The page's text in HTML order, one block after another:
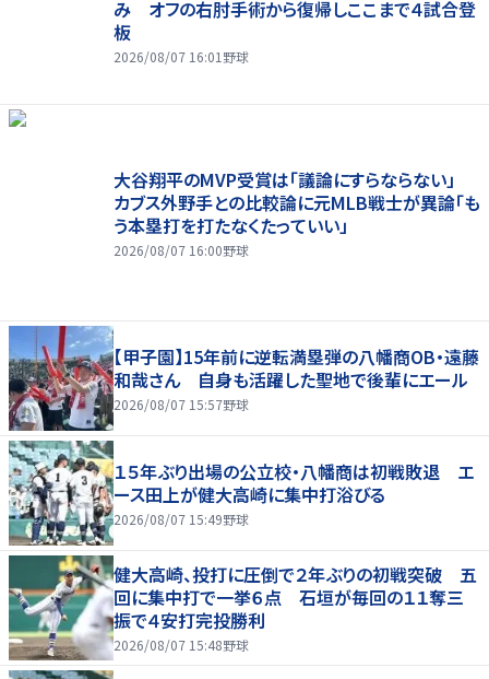
み オフの右肘手術から復帰しここまで４試合登
板
2026/08/07 16:01 野球
大谷翔平のMVP受賞は「議論にすらならない」
カブス外野手との比較論に元MLB戦士が異論「も
う本塁打を打たなくたっていい」
2026/08/07 16:00野球
【甲子園】15年前に逆転満塁弾の八幡商OB・遠藤
和哉さん 自身も活躍した聖地で後輩にエール
2026/08/07 15:57野球
１５年ぶり出場の公立校・八幡商は初戦敗退 エ
ース田上が健大高崎に集中打浴びる
2026/08/07 15:49野球
健大高崎、投打に圧倒で２年ぶりの初戦突破 五
回に集中打で一挙６点 石垣が毎回の１１奪三
振で４安打完投勝利
2026/08/07 15:48野球